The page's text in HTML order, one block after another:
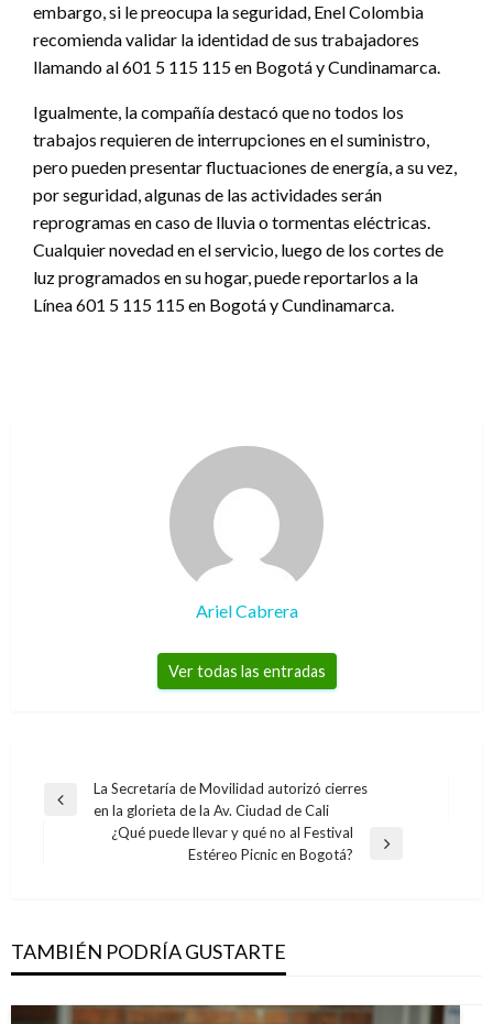
embargo, si le preocupa la seguridad, Enel Colombia
recomienda validar la identidad de sus trabajadores
llamando al 601 5 115 115 en Bogotá y Cundinamarca.
Igualmente, la compañía destacó que no todos los
trabajos requieren de interrupciones en el suministro,
pero pueden presentar fluctuaciones de energía, a su vez,
por seguridad, algunas de las actividades serán
reprogramas en caso de lluvia o tormentas eléctricas.
Cualquier novedad en el servicio, luego de los cortes de
luz programados en su hogar, puede reportarlos a la
Línea 601 5 115 115 en Bogotá y Cundinamarca.
Ariel Cabrera
Ver todas las entradas
Navegación
Entrada
La Secretaría de Movilidad autorizó cierres
en la glorieta de la Av. Ciudad de Cali
¿Qué puede llevar y qué no al Festival
Estéreo Picnic en Bogotá?
TAMBIÉN PODRÍA GUSTARTE